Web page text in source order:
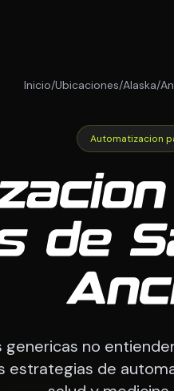
Inicio/Ubicaciones/Alaska/
Automatizacion
de
genericas no
estrategias de